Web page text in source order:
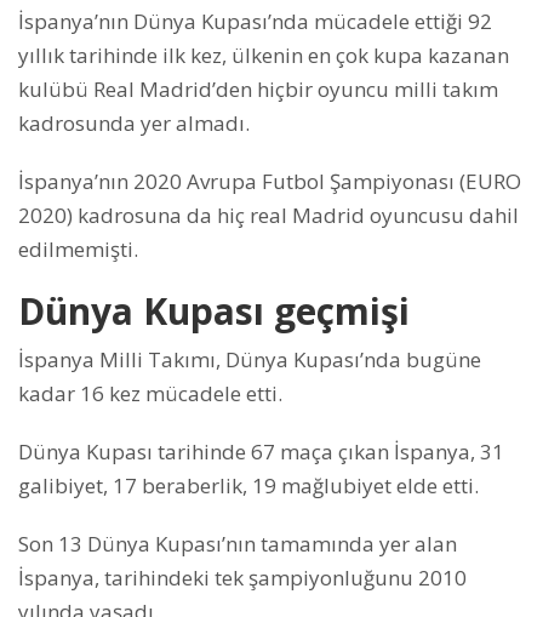
İspanya’nın Dünya Kupası’nda mücadele ettiği 92
yıllık tarihinde ilk kez, ülkenin en çok kupa kazanan
kulübü Real Madrid’den hiçbir oyuncu milli takım
kadrosunda yer almadı.
İspanya’nın 2020 Avrupa Futbol Şampiyonası (EURO
2020) kadrosuna da hiç real Madrid oyuncusu dahil
edilmemişti.
Dünya Kupası geçmişi
İspanya Milli Takımı, Dünya Kupası’nda bugüne
kadar 16 kez mücadele etti.
Dünya Kupası tarihinde 67 maça çıkan İspanya, 31
galibiyet, 17 beraberlik, 19 mağlubiyet elde etti.
Son 13 Dünya Kupası’nın tamamında yer alan
İspanya, tarihindeki tek şampiyonluğunu 2010